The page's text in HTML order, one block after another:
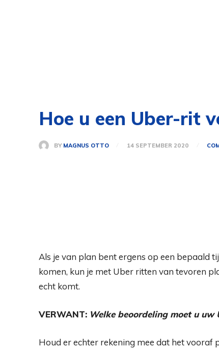
Hoe u een Uber-rit
BY MAGNUS OTTO 14 SEPTEMBER 2020
Als je van plan bent ergens op een bepaald
komen, kun je met Uber ritten van tevoren
echt komt.
VERWANT: Welke beoordeling moet u
Houd er echter rekening mee dat het